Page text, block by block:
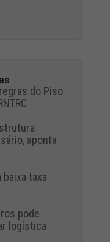
do Piso
aponta
baixa taxa
pode
logística